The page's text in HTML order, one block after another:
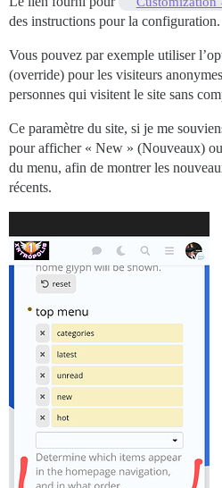
des instructions pour la configuration.
Vous pouvez par exemple utiliser
(override) pour les visiteurs
personnes qui visitent le site sans
Ce paramètre du site, si je me
pour afficher « New » (Nouveaux)
du menu, afin de montrer les
récents.